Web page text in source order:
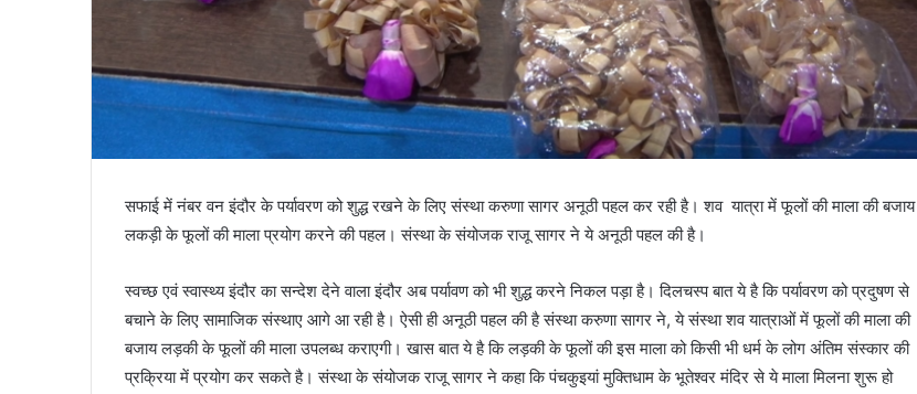
सफाई में नंबर वन इंदौर के पर्यावरण को शुद्ध रखने के लिए संस्था करुणा सागर अनूठी पहल कर रही है। शव यात्रा में फूलों की माला की बजाय
लकड़ी के फूलों की माला प्रयोग करने की पहल। संस्था के संयोजक राजू सागर ने ये अनूठी पहल की है।
स्वच्छ एवं स्वास्थ्य इंदौर का सन्देश देने वाला इंदौर अब पर्यावण को भी शुद्ध करने निकल पड़ा है। दिलचस्प बात ये है कि पर्यावरण को प्रदुषण से
बचाने के लिए सामाजिक संस्थाए आगे आ रही है। ऐसी ही अनूठी पहल की है संस्था करुणा सागर ने, ये संस्था शव यात्राओं में फूलों की माला की
बजाय लड़की के फूलों की माला उपलब्ध कराएगी। खास बात ये है कि लड़की के फूलों की इस माला को किसी भी धर्म के लोग अंतिम संस्कार की
प्रक्रिया में प्रयोग कर सकते है। संस्था के संयोजक राजू सागर ने कहा कि पंचकुइयां मुक्तिधाम के भूतेश्वर मंदिर से ये माला मिलना शुरू हो